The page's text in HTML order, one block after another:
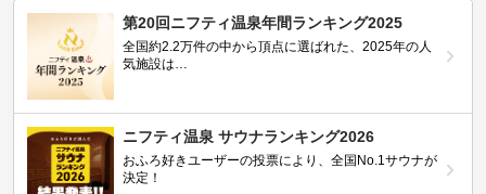
第20回ニフティ温泉年間ランキング2025
全国約2.2万件の中から頂点に選ばれた、2025年の人
気施設は…
ニフティ温泉 サウナランキング2026
おふろ好きユーザーの投票により、全国No.1サウナが
決定！